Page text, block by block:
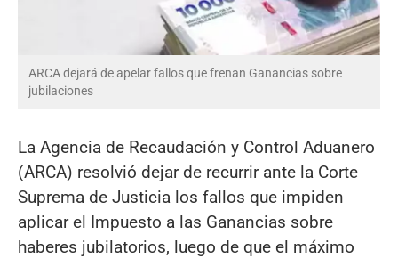
ARCA dejará de apelar fallos que frenan Ganancias sobre
jubilaciones
La Agencia de Recaudación y Control Aduanero
(ARCA) resolvió dejar de recurrir ante la Corte
Suprema de Justicia los fallos que impiden
aplicar el Impuesto a las Ganancias sobre
haberes jubilatorios, luego de que el máximo